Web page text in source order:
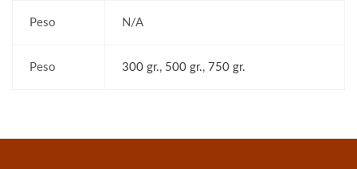
Peso N/A
Peso 300 gr., 500 gr., 750 gr.